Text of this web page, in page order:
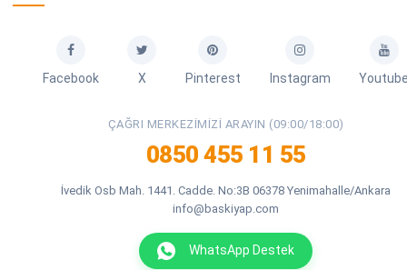
Facebook X Pinterest Instagram
ÇAĞRI MERKEZIMIZI ARAYIN (09:00/18:00)
0850 455 11 55
İvedik Osb Mah. 1441. Cadde. No:3B 06378 Yenimahalle/Ankara
info@baskiyap.com
WhatsApp Destek